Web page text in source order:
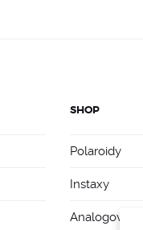
SHOP
Polaroidy
Instaxy
Analogové